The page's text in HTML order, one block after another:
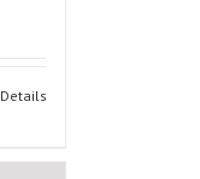
Details